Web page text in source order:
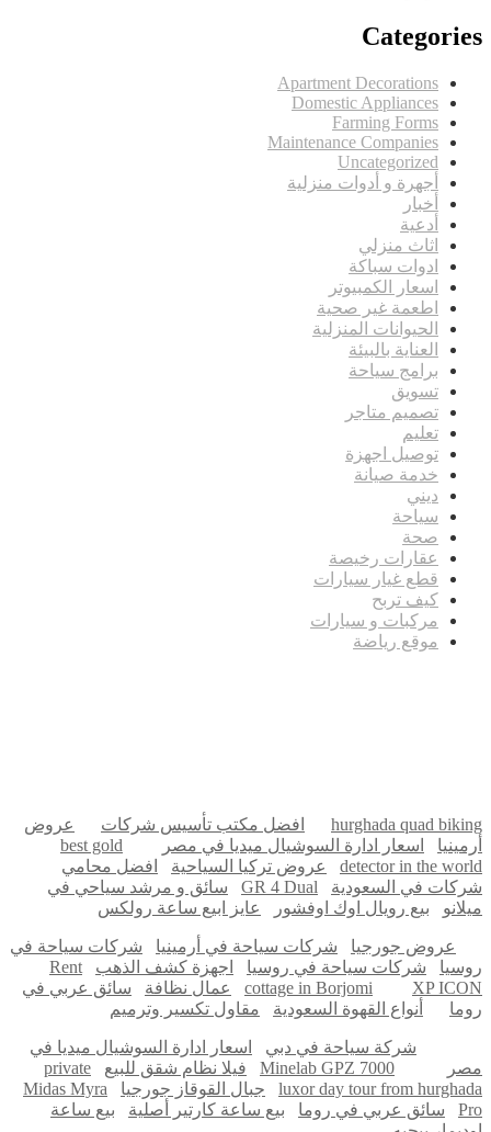
Categories
Apartment Decorations
Domestic Appliances
Farming Forms
Maintenance Companies
Uncategorized
أجهرة و أدوات منزلية
أخبار
أدعية
اثاث منزلي
ادوات سباكة
اسعار الكمبيوتر
اطعمة غير صحية
الحيوانات المنزلية
العناية بالبيئة
برامج سياحة
تسويق
تصميم متاجر
تعليم
توصيل اجهزة
خدمة صيانة
ديني
سياحة
صحة
عقارات رخيصة
قطع غيار سيارات
كيف تربح
مركبات و سيارات
موقع رياضة
hurghada quad biking افضل مكتب تأسيس شركات
عروض
أرمينيا
اسعار ادارة السوشيال ميديا في مصر
best gold
detector in the world
عروض تركيا السياحية
افضل محامي
شركات في السعودية
GR 4 Dual
سائق و مرشد سياحي في
ميلانو
بيع رويال اوك اوفشور عايز ابيع ساعة رولكس
عروض جورجيا شركات سياحة في أرمينيا
شركات سياحة في
روسيا
شركات سياحة في روسيا اجهزة كشف الذهب
Rent
cottage in Borjomi
XP ICON عمال نظافة
سائق عربي في
روما
أنواع القهوة السعودية مقاول تكسير وترميم
شركة سياحة في دبي
اسعار ادارة السوشيال ميديا في
مصر
Minelab GPZ 7000 فيلا نظام شقق للبيع
private
luxor day tour from hurghada
جبال القوقاز جورجيا
Midas Myra
Pro
سائق عربي في روما بيع ساعة كارتير أصلية
بيع ساعة